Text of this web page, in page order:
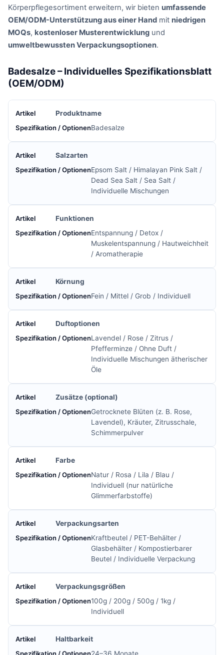
Körperpflegesortiment erweitern, wir bieten umfassende
OEM/ODM-Unterstützung aus einer Hand mit niedrigen
MOQs, kostenloser Musterentwicklung und
umweltbewussten Verpackungsoptionen.
Badesalze – Individuelles Spezifikationsblatt
(OEM/ODM)
Produktname
Badesalze
Salzarten
Epsom Salt / Himalayan Pink Salt /
Dead Sea Salt / Sea Salt /
Individuelle Mischungen
Funktionen
Entspannung / Detox /
Muskelentspannung / Hautweichheit
/ Aromatherapie
Körnung
Fein / Mittel / Grob / Individuell
Duftoptionen
Lavendel / Rose / Zitrus /
Pfefferminze / Ohne Duft /
Individuelle Mischungen ätherischer
Öle
Zusätze (optional)
Getrocknete Blüten (z. B. Rose,
Lavendel), Kräuter, Zitrusschale,
Schimmerpulver
Farbe
Natur / Rosa / Lila / Blau /
Individuell (nur natürliche
Glimmerfarbstoffe)
Verpackungsarten
Kraftbeutel / PET-Behälter /
Glasbehälter / Kompostierbarer
Beutel / Individuelle Verpackung
Verpackungsgrößen
100g / 200g / 500g / 1kg /
Individuell
Haltbarkeit